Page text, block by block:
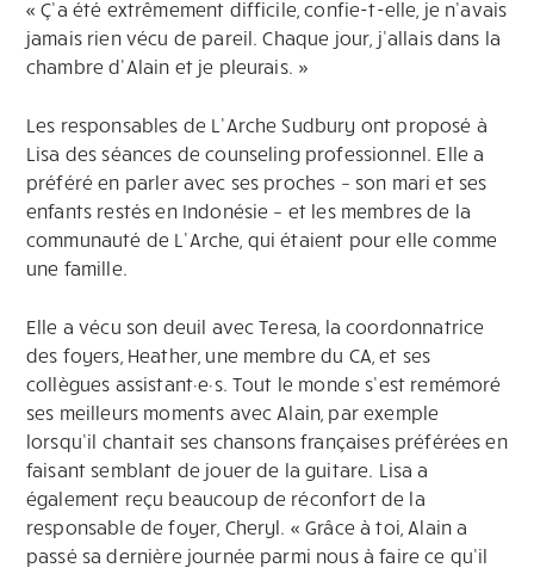
« Ç’a été extrêmement difficile, confie-t-elle, je n’avais
jamais rien vécu de pareil. Chaque jour, j’allais dans la
chambre d’Alain et je pleurais. »
Les responsables de L’Arche Sudbury ont proposé à
Lisa des séances de counseling professionnel. Elle a
préféré en parler avec ses proches – son mari et ses
enfants restés en Indonésie – et les membres de la
communauté de L’Arche, qui étaient pour elle comme
une famille.
Elle a vécu son deuil avec Teresa, la coordonnatrice
des foyers, Heather, une membre du CA, et ses
collègues assistant·e·s. Tout le monde s’est remémoré
ses meilleurs moments avec Alain, par exemple
lorsqu’il chantait ses chansons françaises préférées en
faisant semblant de jouer de la guitare. Lisa a
également reçu beaucoup de réconfort de la
responsable de foyer, Cheryl. « Grâce à toi, Alain a
passé sa dernière journée parmi nous à faire ce qu’il